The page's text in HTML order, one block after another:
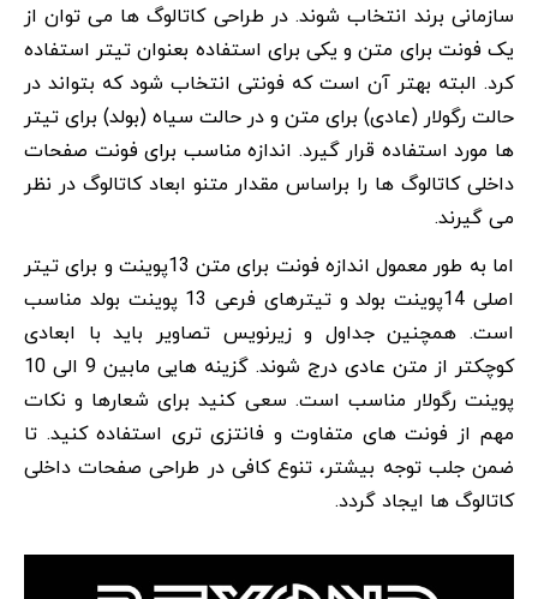
سازمانی برند انتخاب شوند. در طراحی کاتالوگ ها می توان از
یک فونت برای متن و یکی برای استفاده بعنوان تیتر استفاده
کرد. البته بهتر آن است که فونتی انتخاب شود که بتواند در
حالت رگولار (عادی) برای متن و در حالت سیاه (بولد) برای تیتر
ها مورد استفاده قرار گیرد. اندازه مناسب برای فونت صفحات
داخلی کاتالوگ ها را براساس مقدار متنو ابعاد کاتالوگ در نظر
می گیرند.
اما به طور معمول اندازه فونت برای متن 13پوینت و برای تیتر
اصلی 14پوینت بولد و تیترهای فرعی 13 پوینت بولد مناسب
است. همچنین جداول و زیرنویس تصاویر باید با ابعادی
کوچکتر از متن عادی درج شوند. گزینه هایی مابین 9 الی 10
پوینت رگولار مناسب است. سعی کنید برای شعارها و نکات
مهم از فونت های متفاوت و فانتزی تری استفاده کنید. تا
ضمن جلب توجه بیشتر، تنوع کافی در طراحی صفحات داخلی
کاتالوگ ها ایجاد گردد.